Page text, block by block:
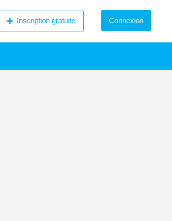
Inscription gratuite Connexion